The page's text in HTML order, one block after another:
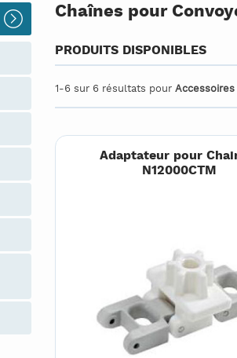
Chaînes pour
PRODUITS DISPONIBLES
1-6 sur 6 résultats pour
Adaptateur pour
N12000CTM